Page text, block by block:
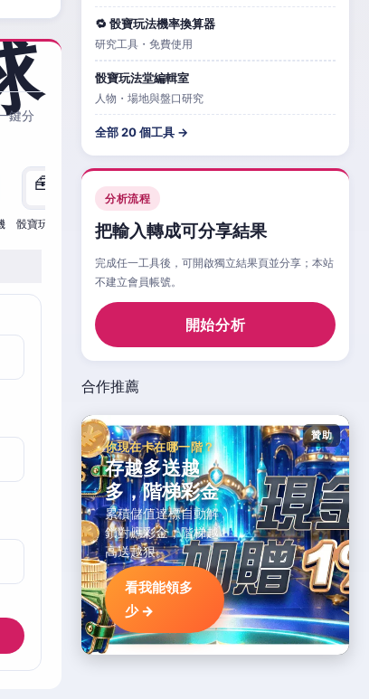
鍵分
🧰
骰寶玩法檢
🧮
骰寶玩法 骰寶玩法比 骰寶玩法情
🔁 骰寶玩法機率換算器
研究工具・免費使用
骰寶玩法堂編輯室
人物・場地與盤口研究
全部 20 個工具 →
分析流程
把輸入轉成可分享結果
完成任一工具後，可開啟獨立結果頁並分享；本站
不建立會員帳號。
開始分析
合作推薦
贊助
你現在卡在哪一階？
存越多送越
多，階梯彩金
累積儲值達標自動解
鎖對應彩金，階梯越
高送越狠。
看我能領多
少 →